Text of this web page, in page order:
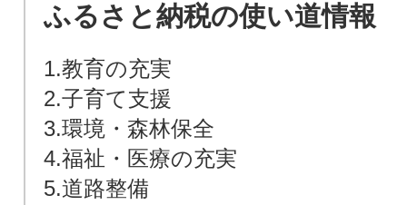
ふるさと納税の使い道情報
1.教育の充実
2.子育て支援
3.環境・森林保全
4.福祉・医療の充実
5.道路整備